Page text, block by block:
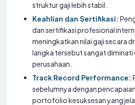
struktur gaji lebih stabil.
Keahlian dan Sertifikasi:
dan sertifikasi profesional
meningkatkan nilai gaji secara
langka tersebut sangat diminati
perusahaan.
Track Record Performance:
sebelumnya dengan
portofolio kesuksesan yang